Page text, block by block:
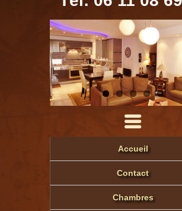
Accueil
Contact
Chambres